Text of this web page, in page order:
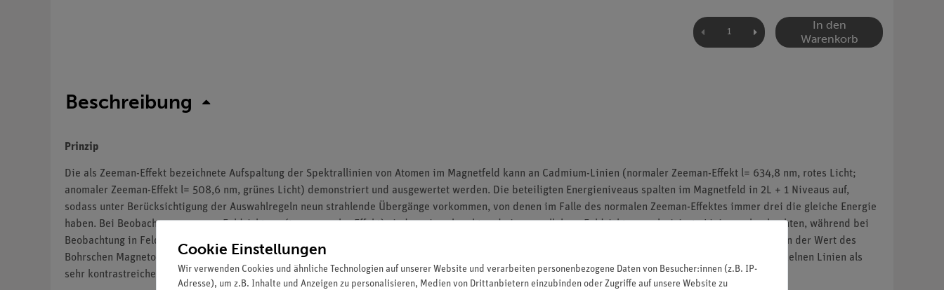
In den
Warenkorb
Beschreibung
Prinzip
Die als Zeeman-Effekt bezeichnete Aufspaltung der Spektrallinien von Atomen im Magnetfeld kann an Cadmium-Linien (normaler Zeeman-Effekt l= 634,8 nm, rotes Licht;
anomaler Zeeman-Effekt l= 508,6 nm, grünes Licht) demonstriert und ausgewertet werden. Die beteiligten Energieniveaus spalten im Magnetfeld in 2L + 1 Niveaus auf,
sodass unter Berücksichtigung der Auswahlregeln neun strahlende Übergänge vorkommen, von denen im Falle des normalen Zeeman-Effektes immer drei die gleiche Energie
haben. Bei Beobachtung quer zur Feldrichtung (transversaler Effekt) sind zwei senkrecht und eine parallel zur Feldrichtung polarisierte Linien zu beobachten, während bei
Beobachtung in Feldrichtung (longitudinaler Effekt) zwei zirkular polarisierte Linien beobachtet werden. Über die Bestimmung der Linienaufspaltung kann der Wert des
Bohrschen Magnetons µB ermittelt werden. Mit Hilfe eines hochauflösenden Fabry-Perot-Interferometers (Auflösungsvermögen ca. 400000) sind die einzelnen Linien als
sehr kontrastreiche Ringe zu beobachten.
Cookie Einstellungen
Wir verwenden Cookies und ähnliche Technologien auf unserer Website und verarbeiten personenbezogene Daten von Besucher:innen (z.B. IP-
Adresse), um z.B. Inhalte und Anzeigen zu personalisieren, Medien von Drittanbietern einzubinden oder Zugriffe auf unsere Website zu